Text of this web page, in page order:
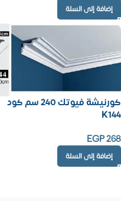
إضافة إلى السلة
كورنيشة فيوتك 240 سم كود
K144
EGP268
إضافة إلى السلة